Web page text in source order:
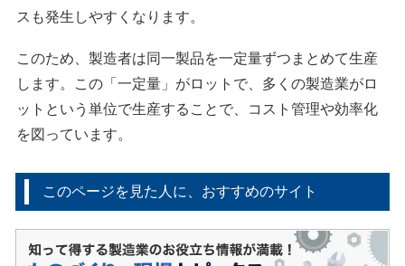
スも発生しやすくなります。
このため、製造者は同一製品を一定量ずつまとめて生産
します。この「一定量」がロットで、多くの製造業がロ
ットという単位で生産することで、コスト管理や効率化
を図っています。
このページを見た人に、おすすめのサイト